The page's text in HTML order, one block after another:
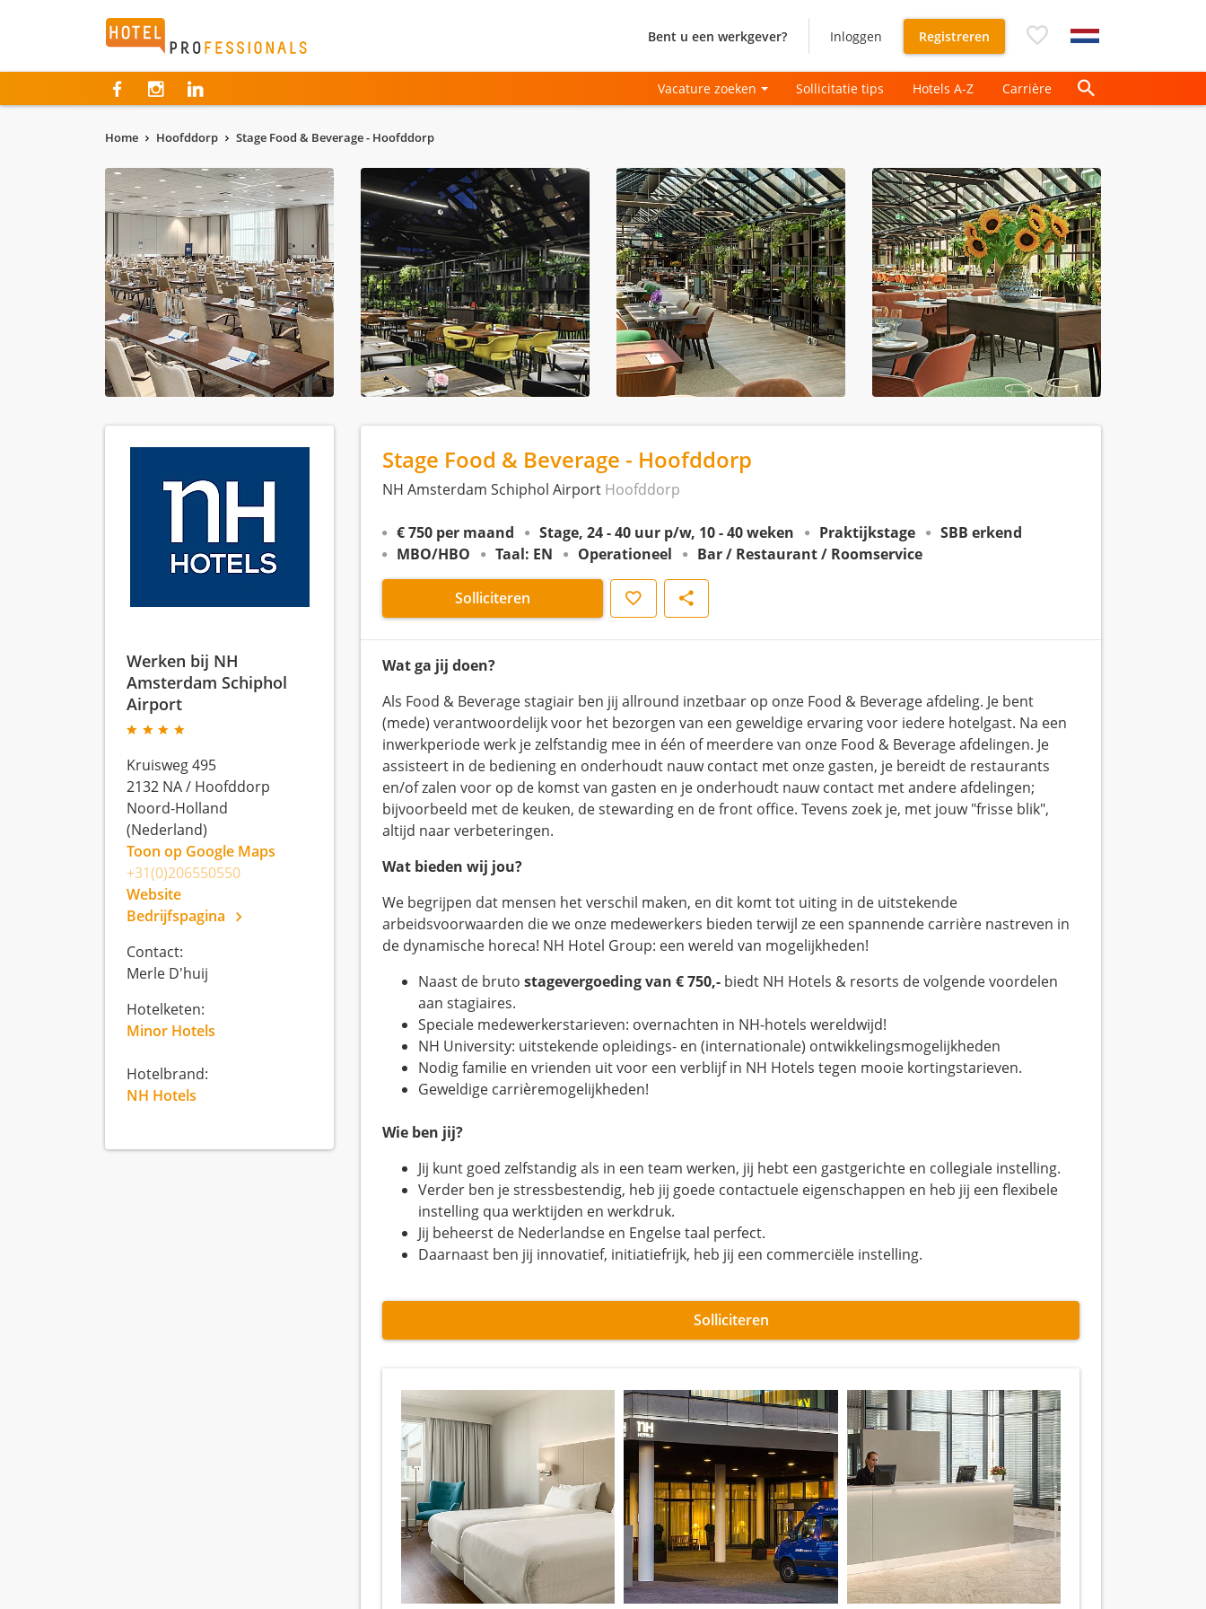
Hotelprofessionals Bent u een werkgever? Inloggen Registreren
Vacature zoeken Sollicitatie tips Hotels A-Z Carrière
Home Hoofddorp Stage Food & Beverage - Hoofddorp
Stage Food & Beverage - Hoofddorp
NH Amsterdam Schiphol Airport Hoofddorp
€ 750 per maand Stage, 24 - 40 uur p/w, 10 - 40 weken Praktijkstage
SBB erkend
MBO/HBO
Taal: EN Operationeel Bar / Restaurant / Roomservice
Solliciteren Opslaan Delen
Wat ga jij doen?
Als Food & Beverage stagiair ben jij allround inzetbaar op onze Food & Beverage afdeling. Je bent
(mede) verantwoordelijk voor het bezorgen van een geweldige ervaring voor iedere hotelgast. Na een
inwerkperiode werk je zelfstandig mee in één of meerdere van onze Food & Beverage afdelingen. Je
assisteert in de bediening en onderhoudt nauw contact met onze gasten, je bereidt de restaurants
en/of zalen voor op de komst van gasten en je onderhoudt nauw contact met andere afdelingen;
bijvoorbeeld met de keuken, de stewarding en de front office. Tevens zoek je, met jouw "frisse blik",
altijd naar verbeteringen.
Wat bieden wij jou?
We begrijpen dat mensen het verschil maken, en dit komt tot uiting in de uitstekende
arbeidsvoorwaarden die we onze medewerkers bieden terwijl ze een spannende carrière nastreven in
de dynamische horeca! NH Hotel Group: een wereld van mogelijkheden!
Naast de bruto stagevergoeding van € 750,- biedt NH Hotels & resorts de volgende voordelen
aan stagiaires.
Speciale medewerkerstarieven: overnachten in NH-hotels wereldwijd!
NH University: uitstekende opleidings- en (internationale) ontwikkelingsmogelijkheden
Nodig familie en vrienden uit voor een verblijf in NH Hotels tegen mooie kortingstarieven.
Geweldige carrièremogelijkheden!
Wie ben jij?
Jij kunt goed zelfstandig als in een team werken, jij hebt een gastgerichte en collegiale instelling.
Verder ben je stressbestendig, heb jij goede contactuele eigenschappen en heb jij een flexibele
instelling qua werktijden en werkdruk.
Jij beheerst de Nederlandse en Engelse taal perfect.
Daarnaast ben jij innovatief, initiatiefrijk, heb jij een commerciële instelling.
Solliciteren
Werken bij NH
Amsterdam Schiphol
Airport
Kruisweg 495
2132 NA/ Hoofddorp
Noord-Holland
(Nederland)
Toon op Google Maps
+31(0)206550550
Website
Bedrijfspagina
Contact:
Merle D'huij
Hotelketen:
Minor Hotels
Hotelbrand:
NH Hotels